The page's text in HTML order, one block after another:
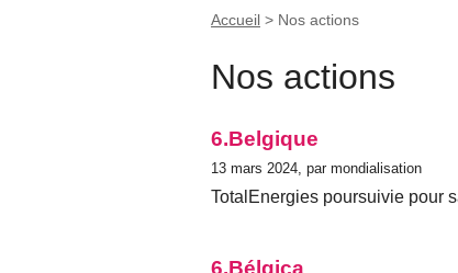
Accueil > Nos actions
Nos actions
6.Belgique
13 mars 2024, par mondialisation
TotalEnergies poursuivie pour
6.Bélgica